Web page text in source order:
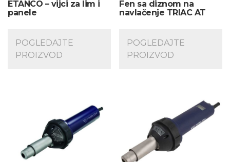
ETANCO – vijci za lim i
panele
POGLEDAJTE
PROIZVOD
Fen sa diznom na
navlačenje TRIAC AT
POGLEDAJTE
PROIZVOD